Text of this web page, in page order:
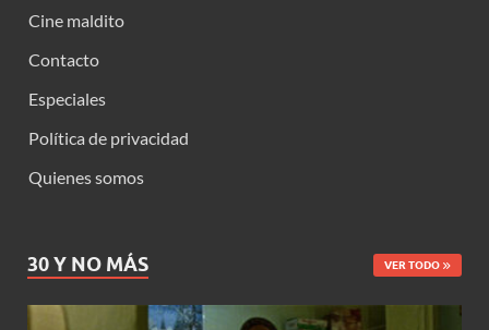
Cine maldito
Contacto
Especiales
Política de privacidad
Quienes somos
30 Y NO MÁS VER TODO